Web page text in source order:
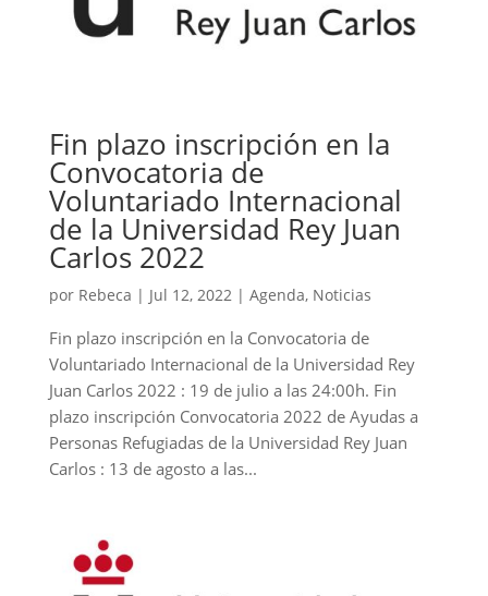
Fin plazo inscripción en la
Convocatoria de
Voluntariado Internacional
de la Universidad Rey Juan
Carlos 2022
por Rebeca | Jul 12, 2022 | Agenda, Noticias
Fin plazo inscripción en la Convocatoria de
Voluntariado Internacional de la Universidad Rey
Juan Carlos 2022 : 19 de julio a las 24:00h. Fin
plazo inscripción Convocatoria 2022 de Ayudas a
Personas Refugiadas de la Universidad Rey Juan
Carlos : 13 de agosto a las...